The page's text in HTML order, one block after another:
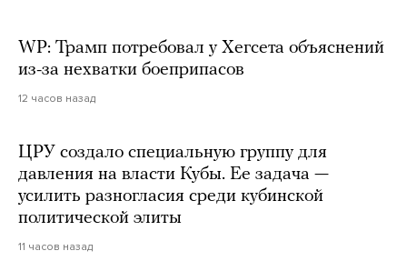
WP: Трамп потребовал у Хегсета объяснений
из-за нехватки боеприпасов
12 часов назад
ЦРУ создало специальную группу для
давления на власти Кубы. Ее задача —
усилить разногласия среди кубинской
политической элиты
11 часов назад